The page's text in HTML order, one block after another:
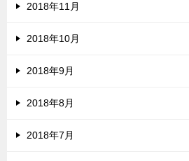
2018年11月
2018年10月
2018年9月
2018年8月
2018年7月